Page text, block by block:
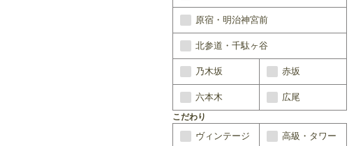
原宿・明治神宮前
北参道・千駄ヶ谷
乃木坂 赤坂
六本木 広尾
こだわり
ヴィンテージ 高級・タワー